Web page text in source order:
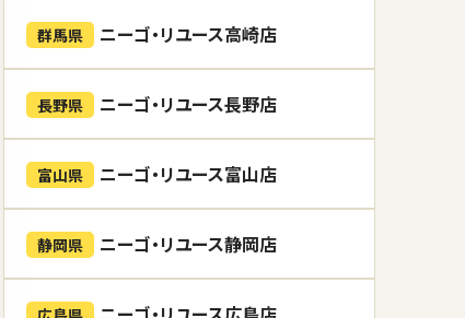
群馬県 ニーゴ・リユース高崎店
長野県 ニーゴ・リユース長野店
富山県 ニーゴ・リユース富山店
静岡県 ニーゴ・リユース静岡店